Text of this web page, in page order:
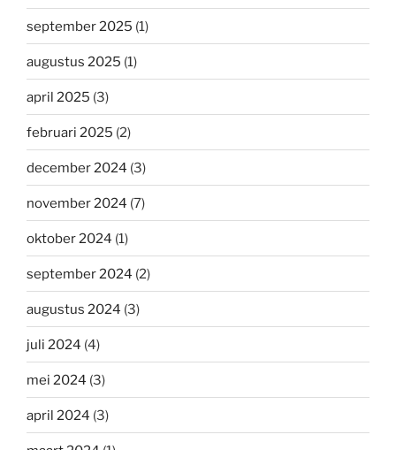
september 2025 (1)
augustus 2025 (1)
april 2025 (3)
februari 2025 (2)
december 2024 (3)
november 2024 (7)
oktober 2024 (1)
september 2024 (2)
augustus 2024 (3)
juli 2024 (4)
mei 2024 (3)
april 2024 (3)